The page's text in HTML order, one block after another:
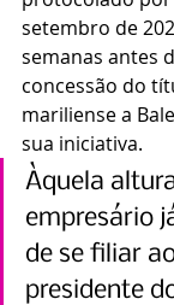
setembro de
semanas antes
concessão do
mariliense a
sua iniciativa.
Àquela
empresário
de se filiar
presidente